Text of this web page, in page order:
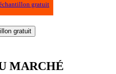
gratuit
gratuit
MARCHÉ